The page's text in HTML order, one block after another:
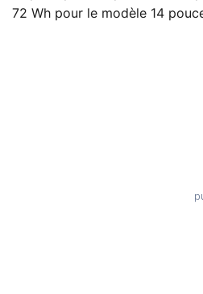
72 Wh pour le modèle 14